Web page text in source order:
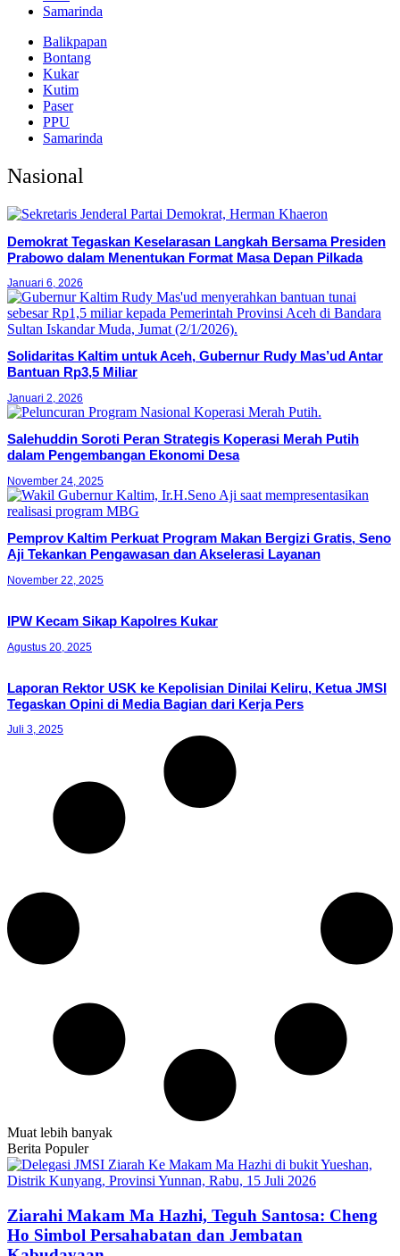
Samarinda
Balikpapan
Bontang
Kukar
Kutim
Paser
PPU
Samarinda
Nasional
Demokrat Tegaskan Keselarasan Langkah Bersama Presiden
Prabowo dalam Menentukan Format Masa Depan Pilkada
Januari 6, 2026
Solidaritas Kaltim untuk Aceh, Gubernur Rudy Mas’ud Antar
Bantuan Rp3,5 Miliar
Januari 2, 2026
Salehuddin Soroti Peran Strategis Koperasi Merah Putih
dalam Pengembangan Ekonomi Desa
November 24, 2025
Pemprov Kaltim Perkuat Program Makan Bergizi Gratis, Seno
Aji Tekankan Pengawasan dan Akselerasi Layanan
November 22, 2025
IPW Kecam Sikap Kapolres Kukar
Agustus 20, 2025
Laporan Rektor USK ke Kepolisian Dinilai Keliru, Ketua JMSI
Tegaskan Opini di Media Bagian dari Kerja Pers
Juli 3, 2025
Muat lebih banyak
Berita Populer
Ziarahi Makam Ma Hazhi, Teguh Santosa: Cheng
Ho Simbol Persahabatan dan Jembatan